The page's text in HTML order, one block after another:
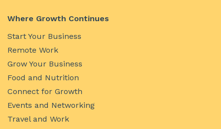
Where Growth Continues
Start Your Business
Remote Work
Grow Your Business
Food and Nutrition
Connect for Growth
Events and Networking
Travel and Work